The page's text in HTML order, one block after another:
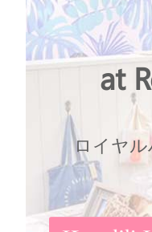
at
ロイヤ